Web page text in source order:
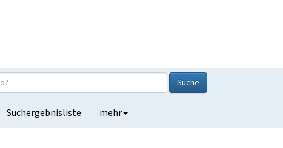
Suche
Suchergebnisliste mehr